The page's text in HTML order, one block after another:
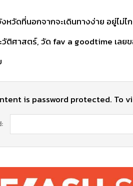
หวัดที่นอกจากจะเดินทางง่าย อยู่ไม่
วัติศาสตร์, วัด fav a goodtime เล
is password protected. To